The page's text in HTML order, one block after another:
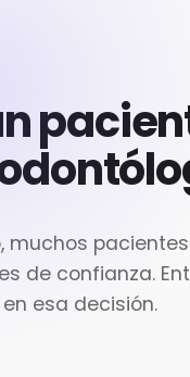
muchos
de confianza.
esa decisión.